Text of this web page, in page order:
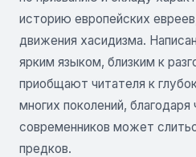
историю европейских
движения хасидизма.
ярким языком, близким к
приобщают читателя к
многих поколений,
современников может
предков.